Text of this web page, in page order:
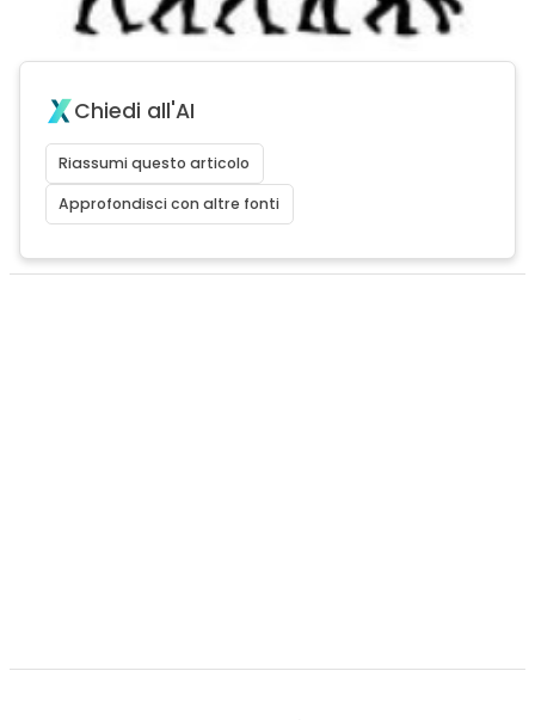
Chiedi all'AI
Riassumi questo articolo
Approfondisci con altre fonti